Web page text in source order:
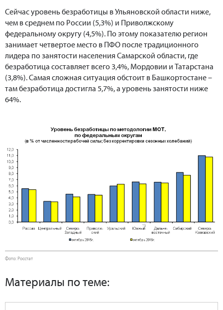
Сейчас уровень безработицы в Ульяновской области ниже,
чем в среднем по России (5,3%) и Приволжскому
федеральному округу (4,5%). По этому показателю регион
занимает четвертое место в ПФО после традиционного
лидера по занятости населения Самарской области, где
безработица составляет всего 3,4%, Мордовии и Татарстана
(3,8%). Самая сложная ситуация обстоит в Башкортостане –
там безработица достигла 5,7%, а уровень занятости ниже
64%.
Фото: Росстат
Материалы по теме: